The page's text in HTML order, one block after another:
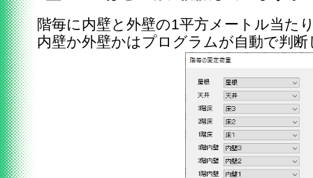
階毎に内壁と外壁の1平方メートル当た
内壁か外壁かはプログラムが自動で判断